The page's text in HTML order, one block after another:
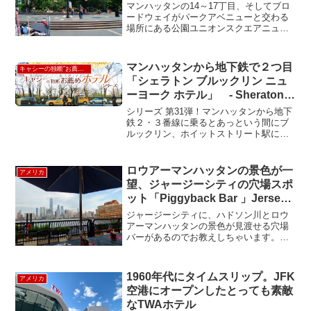
マンハッタンの14～17丁目、そしてブロ
ードウェイがパークアベニューと交わる
場所にある公園ユニオンスクエアニュー
アーは麻薬のディラーとかがたむろして
いましたが、1...
マンハッタンから地下鉄で２つ目
「シェラトン ブルックリン ニュ
ーヨーク ホテル」 - Sheraton
Brooklyn New York Hotel
シリーズ 第31弾！マンハッタンから地下
鉄２・３番線に乗るとあっという間にブ
ルックリン、ホイットストリート駅に到
ートやバスケットの試合を観にバークレ
ーセンターに来るの...
アメリカ
ロウアーマンハッタンの景色が一
望、ジャージーシティの穴場スポ
ット「Piggyback Bar 」Jersey
City
ジャージーシティに、ハドソン川とロウ
アーマンハッタンの景色が見渡せる穴場
バーがあるのでお教えしちゃいます。ニ
から1駅のエクスチェンジプレイス駅。ハ
ドソン川沿いのボードウ...
アメリカ
1960年代にタイムスリップ。JFK
空港にオープンしたとっても素敵
なTWAホテル